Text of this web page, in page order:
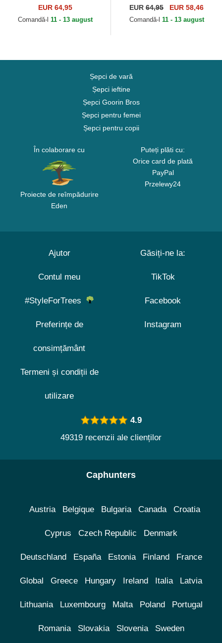
Classic Sport de Polo Ralph
Lauren
EUR 64,95
Comandă-l 11 - 13 august
Classic Sport de Polo Ralph
Lauren
EUR 64,95 EUR 58,46
Comandă-l 11 - 13 august
Șepci de vară
Șepci ieftine
Șepci Goorin Bros
Șepci pentru femei
Șepci pentru copii
În colaborare cu
Proiecte de reîmpădurire
Eden
Puteți plăti cu:
Orice card de plată
PayPal
Przelewy24
Ajutor
Contul meu
#StyleForTrees
Preferințe de
consimțământ
Termeni și condiții de
utilizare
Găsiți-ne la:
TikTok
Facebook
Instagram
4.9
49319 recenzii ale clienților
Caphunters
Austria Belgique Bulgaria Canada Croatia
Cyprus Czech Republic Denmark
Deutschland España Estonia Finland France
Global Greece Hungary Ireland Italia Latvia
Lithuania Luxembourg Malta Poland Portugal
Romania Slovakia Slovenia Sweden